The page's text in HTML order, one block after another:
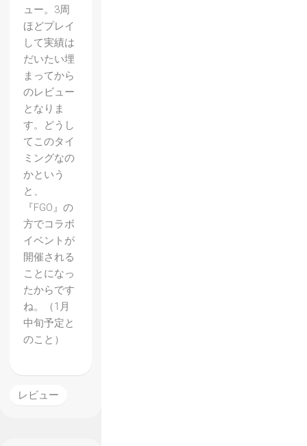
ュー。3周
ほどプレイ
して実績は
だいたい埋
まってから
のレビュー
となりま
す。どうし
てこのタイ
ミングなの
かという
と、
『FGO』の
方でコラボ
イベントが
開催される
ことになっ
たからです
ね。（1月
中旬予定と
のこと）
レビュー